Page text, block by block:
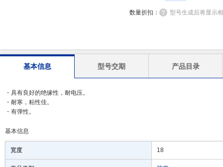
数量折扣： 型号生成后将显示
基本信息 型号交期 产品目录
・具有良好的绝缘性，耐电压。
・耐寒，粘性佳。
・有弹性。
基本信息
宽度 18